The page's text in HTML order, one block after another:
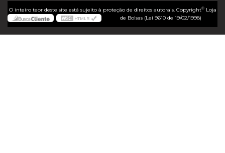
O inteiro teor deste site está sujeito à proteção de direitos autorais. Copyright©Loja
de Bolsas (Lei 9610 de 19/02/1998)